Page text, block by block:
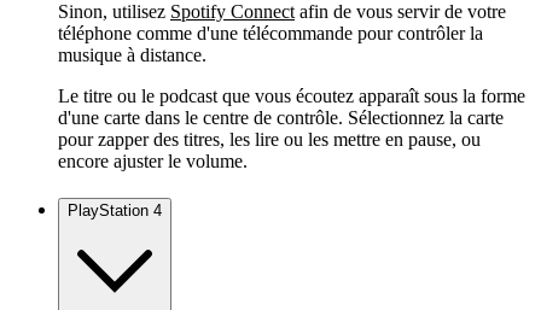
Sinon, utilisez Spotify Connectafin de vous servir de votre
téléphone comme d'une télécommande pour contrôler la
musique à distance.
Le titre ou le podcast que vous écoutez apparaît sous la forme
d'une carte dans le centre de contrôle. Sélectionnez la carte
pour zapper des titres, les lire ou les mettre en pause, ou
encore ajuster le volume.
PlayStation 4